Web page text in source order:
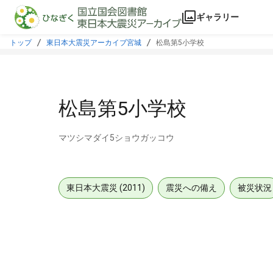
本文に飛ぶ
ギャラリー
トップ 東日本大震災アーカイブ宮城 松島第5小学校
松島第5小学校
マツシマダイ5ショウガッコウ
東日本大震災 (2011) 震災への備え 被災状況